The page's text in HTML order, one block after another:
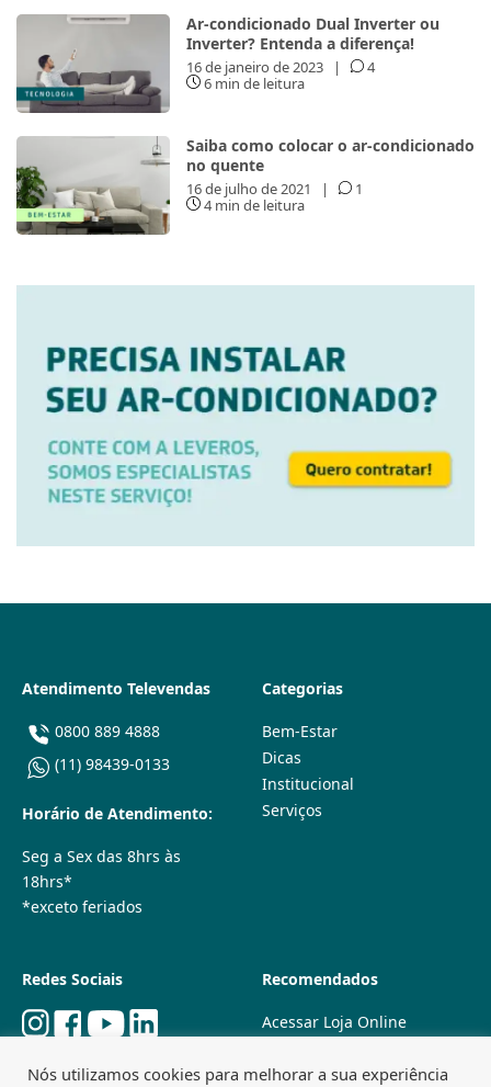
Ar-condicionado Dual Inverter ou
Inverter? Entenda a diferença!
16 de janeiro de 2023 |
4
6 min de leitura
Saiba como colocar o ar-condicionado
no quente
16 de julho de 2021 |
1
4 min de leitura
Atendimento Televendas
0800 889 4888
(11) 98439-0133
Horário de Atendimento:
Seg a Sex das 8hrs às
18hrs*
*exceto feriados
Categorias
Bem-Estar
Dicas
Institucional
Serviços
Redes Sociais Recomendados
Acessar Loja Online
Lojas Físicas
Nós utilizamos cookies para melhorar a sua experiência